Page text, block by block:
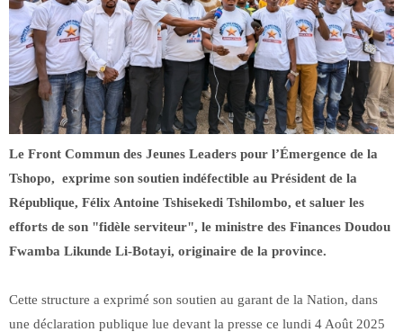
Le Front Commun des Jeunes Leaders pour l’Émergence de la
Tshopo, exprime son soutien indéfectible au Président de la
République, Félix Antoine Tshisekedi Tshilombo, et saluer les
efforts de son "fidèle serviteur", le ministre des Finances Doudou
Fwamba Likunde Li-Botayi, originaire de la province.
Cette structure a exprimé son soutien au garant de la Nation, dans
une déclaration publique lue devant la presse ce lundi 4 Août 2025